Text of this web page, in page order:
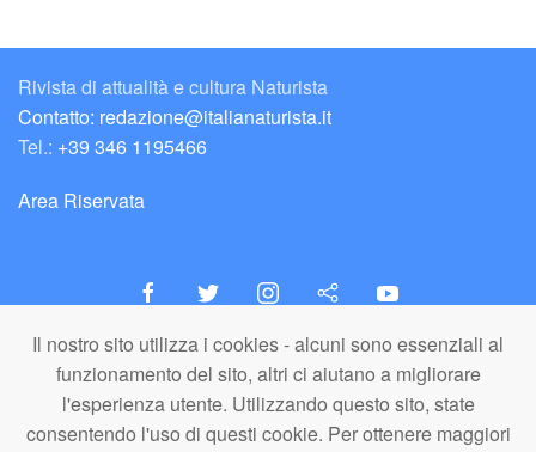
Il nostro sito utilizza i cookies - alcuni sono essenziali al
funzionamento del sito, altri ci aiutano a migliorare
l'esperienza utente. Utilizzando questo sito, state
consentendo l'uso di questi cookie. Per ottenere maggiori
Rivista di attualità e cultura Naturista
Contatto: redazione@italianaturista.it
Tel.: +39 346 1195466
Area Riservata
italiaNATURISTA
Editore e Redazione
A.N.ITA. Associazione Naturista Italiana (APS)
C.F. 80203710159